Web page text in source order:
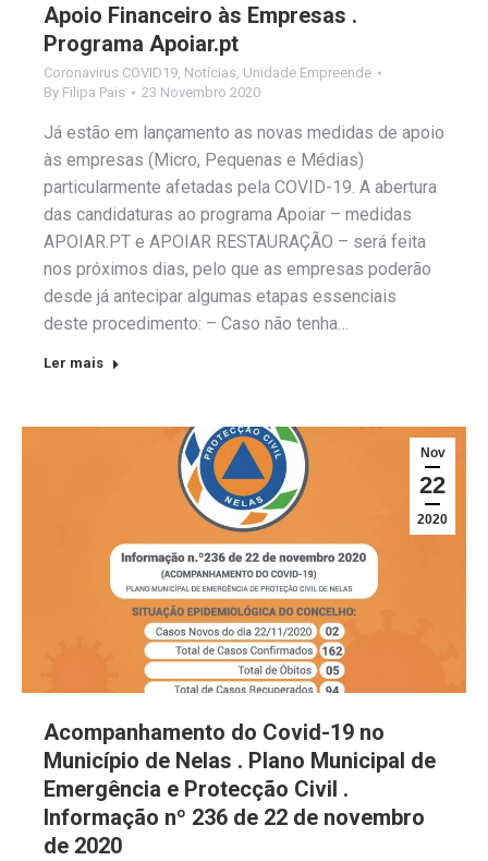
Apoio Financeiro às Empresas .
Programa Apoiar.pt
Coronavirus COVID19 Notícias Unidade Empreende
By Filipa Pais 23 Novembro 2020
Já estão em lançamento as novas medidas de apoio
às empresas (Micro, Pequenas e Médias)
particularmente afetadas pela COVID-19. A abertura
das candidaturas ao programa Apoiar – medidas
APOIAR.PT e APOIAR RESTAURAÇÃO – será feita
nos próximos dias, pelo que as empresas poderão
desde já antecipar algumas etapas essenciais
deste procedimento: – Caso não tenha…
Ler mais
Nov
22
2020
Acompanhamento do Covid-19 no
Município de Nelas . Plano Municipal de
Emergência e Protecção Civil .
Informação nº 236 de 22 de novembro
de 2020